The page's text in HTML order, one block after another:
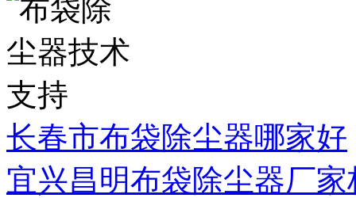
长春市布袋除尘器哪家好
宜兴昌明布袋除尘器厂家